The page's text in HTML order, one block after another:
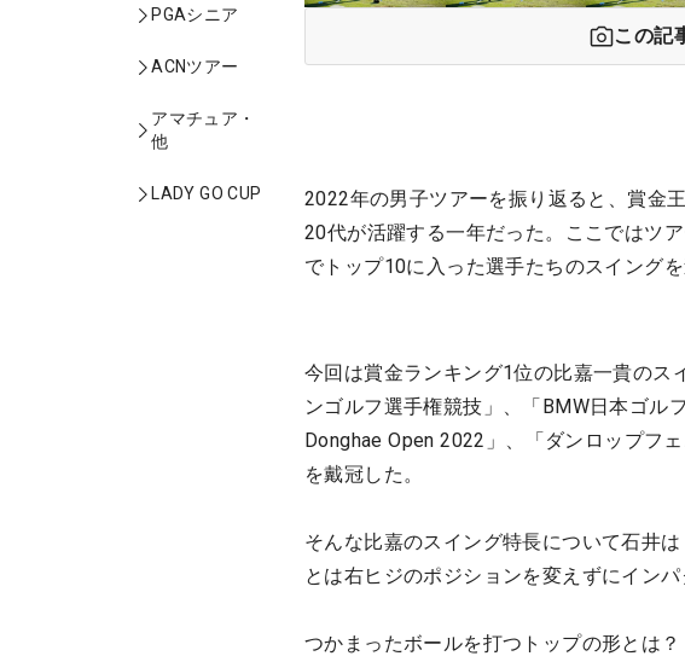
PGAシニア
ACNツアー
アマチュア・
他
LADY GO CUP
この記
2022年の男子ツアーを振り返ると、賞金
20代が活躍する一年だった。ここではツ
でトップ10に入った選手たちのスイング
今回は賞金ランキング1位の比嘉一貴の
ンゴルフ選手権競技」、「BMW日本ゴ
Donghae Open 2022」、「ダンロップフ
を戴冠した。
そんな比嘉のスイング特長について石井
とは右ヒジのポジションを変えずにイン
つかまったボールを打つトップの形とは？